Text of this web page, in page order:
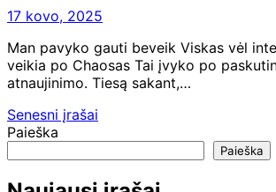
17 kovo, 2025
Man pavyko gauti beveik Viskas vėl
veikia po Chaosas Tai įvyko po
atnaujinimo. Tiesą sakant,…
Navigacija
tarp
įrašų
Senesni įrašai
Paieška
Paieška